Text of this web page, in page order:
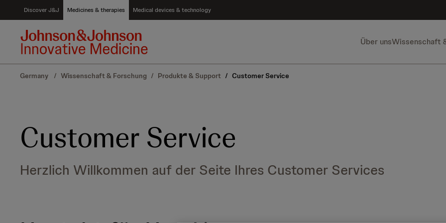
c
Discover J&J Medicines & therapies Medical devices & technology
Über unsWissenschaft
Germany / Wissenschaft & Forschung / Produkte & Support / Customer Service
Customer Service
Herzlich Willkommen auf der Seite Ihres Customer Services